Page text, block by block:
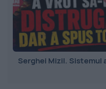
Serghei Mizil. Sistemul